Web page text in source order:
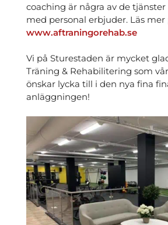
coaching är några av de tjänster
med personal erbjuder. Läs mer
www.aftraningorehab.se
Vi på Sturestaden är mycket
Träning & Rehabilitering som
önskar lycka till i den nya fina
anläggningen!